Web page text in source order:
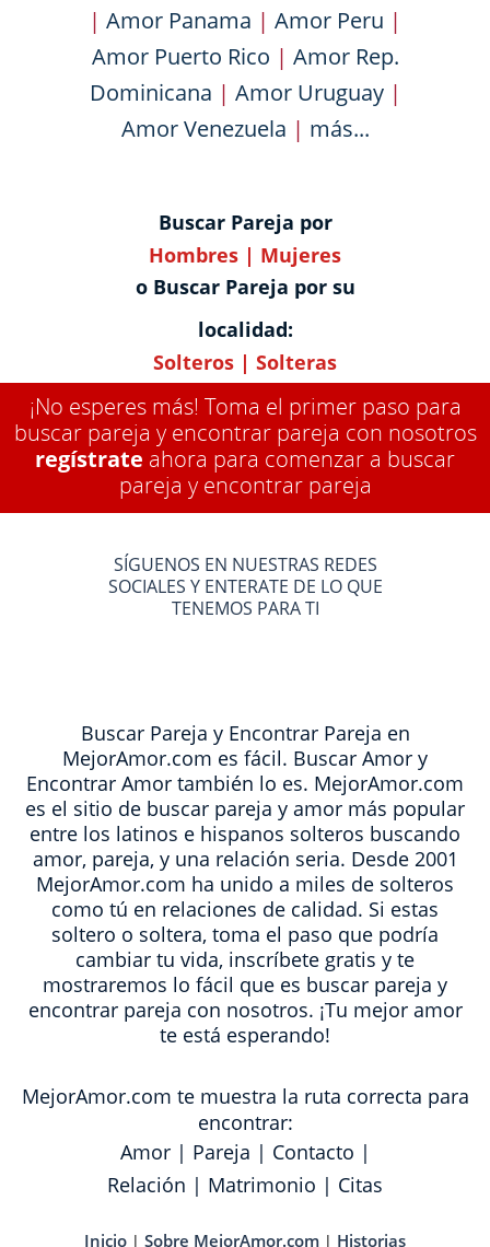
| Amor Panama | Amor Peru |
Amor Puerto Rico | Amor Rep.
Dominicana | Amor Uruguay|
Amor Venezuela | más...
Buscar Pareja por
Hombres | Mujeres
o Buscar Pareja por su
localidad:
Solteros | Solteras
¡No esperes más! Toma el primer paso para
buscar pareja y encontrar pareja con nosotros
regístrate ahora para comenzar a buscar
pareja y encontrar pareja
SÍGUENOS EN NUESTRAS REDES
SOCIALES Y ENTERATE DE LO QUE
TENEMOS PARA TI
Buscar Pareja y Encontrar Pareja en
MejorAmor.com es fácil. Buscar Amor y
Encontrar Amor también lo es. MejorAmor.com
es el sitio de buscar pareja y amor más popular
entre los latinos e hispanos solteros buscando
amor, pareja, y una relación seria. Desde 2001
MejorAmor.com ha unido a miles de solteros
como tú en relaciones de calidad. Si estas
soltero o soltera, toma el paso que podría
cambiar tu vida, inscríbete gratis y te
mostraremos lo fácil que es buscar pareja y
encontrar pareja con nosotros. ¡Tu mejor amor
te está esperando!
MejorAmor.com te muestra la ruta correcta para
encontrar:
Amor| Pareja | Contacto |
Relación | Matrimonio | Citas
Inicio | Sobre MejorAmor.com | Historias